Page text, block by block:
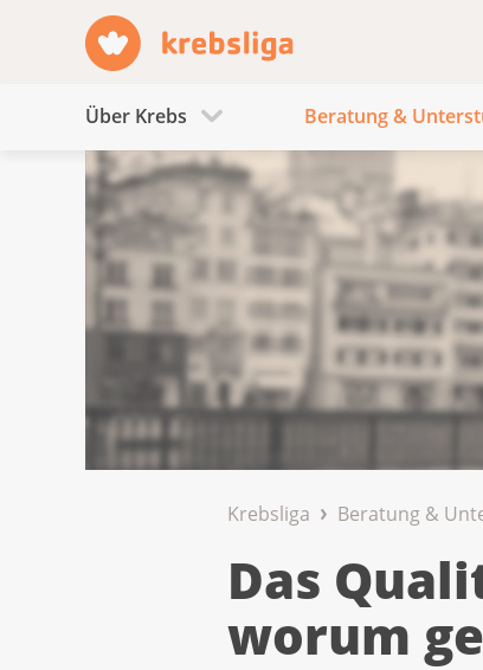
Über Krebs Beratung &
Krebsliga Beratung &
Das
worum